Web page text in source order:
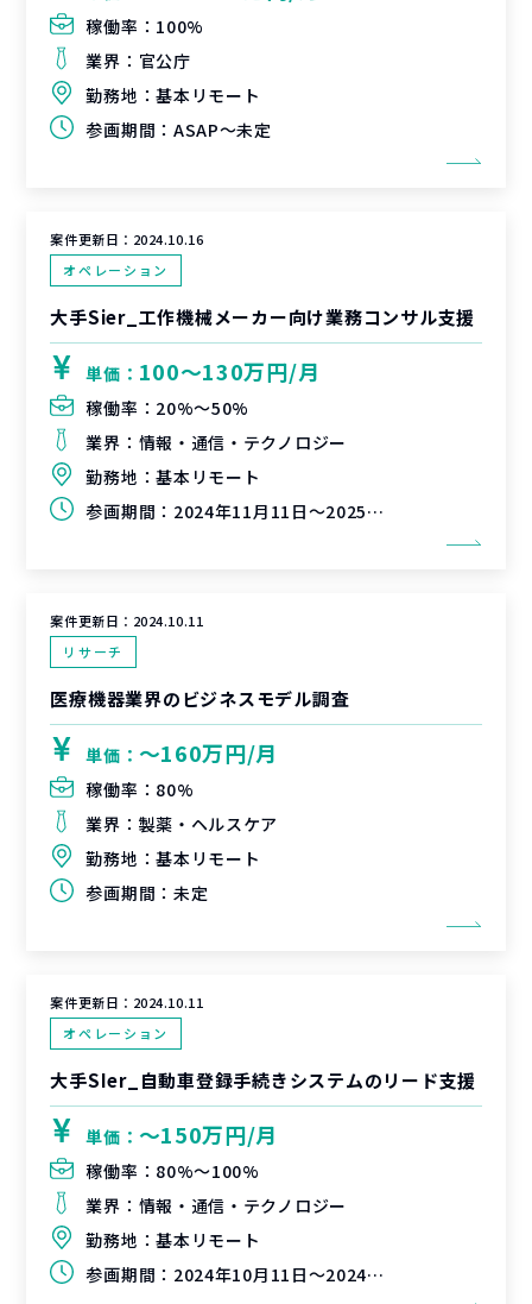
稼働率： 100%
業界： 官公庁
勤務地：基本リモート
参画期間： ASAP～未定
案件更新日： 2024.10.16
オペレーション
大手Sier_工作機械メーカー向け業務コンサル支援
単価： 100〜130万円/月
稼働率： 20%〜50%
業界： 情報・通信・テクノロジー
勤務地：基本リモート
参画期間： 2024年11月11日～2025年2月10日（延長可能性有）
案件更新日： 2024.10.11
リサーチ
医療機器業界のビジネスモデル調査
単価： 〜160万円/月
稼働率： 80%
業界： 製薬・ヘルスケア
勤務地：基本リモート
参画期間： 未定
案件更新日： 2024.10.11
オペレーション
大手SIer_自動車登録手続きシステムのリード支援
単価： 〜150万円/月
稼働率： 80%〜100%
業界： 情報・通信・テクノロジー
勤務地：基本リモート
参画期間： 2024年10月11日～2024年12月31日（延長可能性有）